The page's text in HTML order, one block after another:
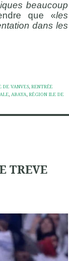
beaucoup
que «les
dans les
DE VANVES ,RENTRÉE
ABAYA RÉGION ILE DE
TREVE